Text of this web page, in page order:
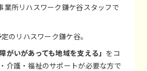
業所リハスワーク鎌ケ谷スタッフで
のリハスワーク鎌ケ谷。
がいがあっても地域を支える」 をコ
介護・福祉のサポートが必要な方で